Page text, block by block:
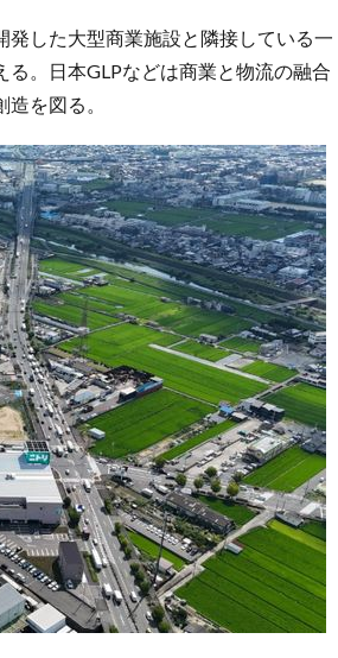
した大型商業施設と隣接している一
。日本GLPなどは商業と物流の融合
を図る。